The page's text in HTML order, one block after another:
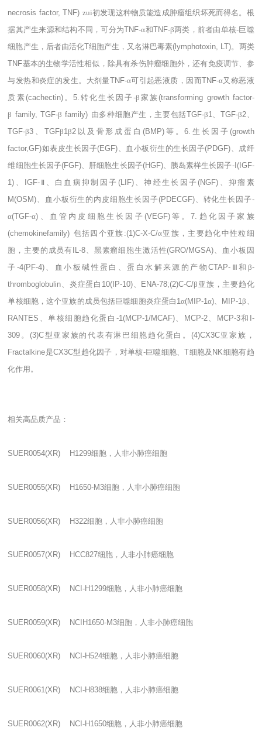
necrosis factor, TNF) zui初发现这种物质能造成肿瘤组织坏死而得名。根
据其产生来源和结构不同，可分为TNF-α和TNF-β两类，前者由单核-巨噬
细胞产生，后者由活化T细胞产生，又名淋巴毒素(lymphotoxin, LT)。两类
TNF基本的生物学活性相似，除具有杀伤肿瘤细胞外，还有免疫调节、参
与发热和炎症的发生。大剂量TNF-α可引起恶液质，因而TNF-α又称恶液
质素 (cachectin)。 5. 转化生长因子-β家族 (transforming growth factor-
β family, TGF-β family) 由多种细胞产生，主要包括TGF-β1、TGF-β2、
TGF-β3 、TGFβ1β2 以及骨形成蛋白 (BMP)等。6. 生长因子 (growth
factor,GF)如表皮生长因子(EGF)、血小板衍生的生长因子(PDGF)、成纤
维细胞生长因子(FGF)、肝细胞生长因子(HGF)、胰岛素样生长因子-I(IGF-
1) 、 IGF- Ⅱ、白血病抑制因子 (LIF)、神经生长因子 (NGF) 、抑瘤素
M(OSM)、血小板衍生的内皮细胞生长因子(PDECGF)、转化生长因子-
α(TGF-α) 、血管内皮细胞生长因子 (VEGF)等。7. 趋化因子家族
(chemokinefamily) 包括四个亚族 :(1)C-X-C/α亚族，主要趋化中性粒细
胞，主要的成员有 IL-8、黑素瘤细胞生激活性(GRO/MGSA)、血小板因
子 -4(PF-4)、血小板碱性蛋白、蛋白水解来源的产物CTAP- Ⅲ和β-
thromboglobulin、炎症蛋白 10(IP-10)、 ENA-78;(2)C-C/β亚族，主要趋化
单核细胞，这个亚族的成员包括巨噬细胞炎症蛋白 1α(MIP-1α)、 MIP-1β、
RANTES 、单核细胞趋化蛋白 -1(MCP-1/MCAF)、 MCP-2、 MCP-3和 I-
309 。 (3)C型亚家族的代表有淋巴细胞趋化蛋白。 (4)CX3C亚家族，
Fractalkine是CX3C型趋化因子，对单核-巨噬细胞、T细胞及 NK细胞有趋
化作用。
相关高品质产品：
SUER0054(XR) H1299细胞，人非小肺癌细胞
SUER0055(XR) H1650-M3细胞，人非小肺癌细胞
SUER0056(XR) H322细胞，人非小肺癌细胞
SUER0057(XR) HCC827细胞，人非小肺癌细胞
SUER0058(XR) NCI-H1299细胞，人非小肺癌细胞
SUER0059(XR) NCIH1650-M3细胞，人非小肺癌细胞
SUER0060(XR) NCI-H524细胞，人非小肺癌细胞
SUER0061(XR) NCI-H838细胞，人非小肺癌细胞
SUER0062(XR) NCI-H1650细胞，人非小肺癌细胞